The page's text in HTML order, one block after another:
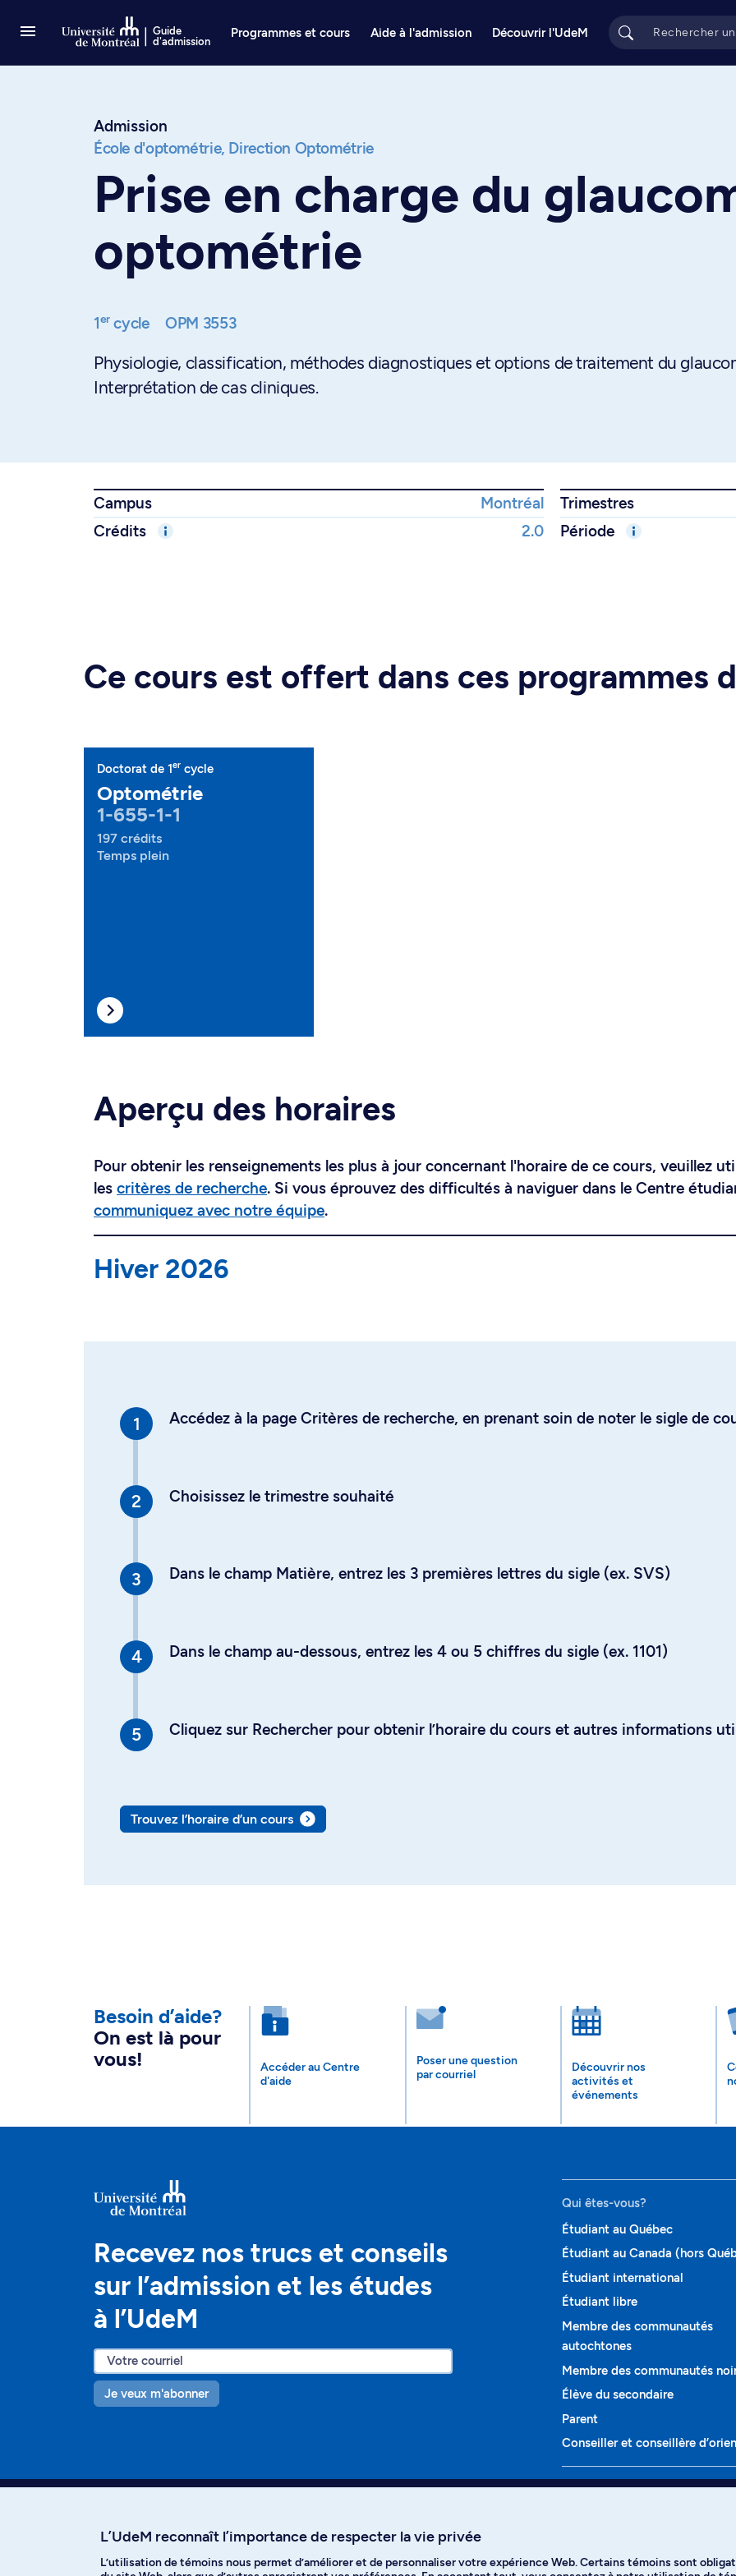
Guide
d'admission
Programmes et cours Aide à l'admission Découvrir l'UdeM
Admission
École d'optométrie, Direction Optométrie
Prise en charge du
optométrie
1ercycle OPM 3553
Physiologie, classification, méthodes diagnostiques et options de traitement du
Interprétation de cas cliniques.
Campus Montréal
Trimestres
Crédits
2.0 Période
Ce cours est offert dans ces programmes
Doctorat de 1er cycle
Optométrie
1-655-1-1
197 crédits
Temps plein
Aperçu des horaires
Pour obtenir les renseignements les plus à jour concernant l'horaire de ce cours, veuillez
les critères de recherche. Si vous éprouvez des difficultés à naviguer dans le Centre
communiquez avec notre équipe.
Hiver 2026
Accédez à la page Critères de recherche, en prenant soin de noter le sigle de
Choisissez le trimestre souhaité
Dans le champ Matière, entrez les 3 premières lettres du sigle (ex. SVS)
Dans le champ au-dessous, entrez les 4 ou 5 chiffres du sigle (ex. 1101)
Cliquez sur Rechercher pour obtenir l’horaire du cours et autres informations
Trouvez l’horaire d’un cours
Besoin d’aide?
On est là pour
vous!
Accéder au Centre
d'aide
Poser une question
par courriel
Découvrir nos
activités et
événements
Recevez nos trucs et conseils
sur l’admission et les études
à l’UdeM
Je veux m'abonner
Qui êtes-vous?
Étudiant au Québec
Étudiant au Canada (hors
Étudiant international
Étudiant libre
Membre des communautés
autochtones
Membre des communautés
Élève du secondaire
Parent
Conseiller et conseillère
Programmes et cours
Facebook Instagram TikTok YouTube Spotify
L’UdeM reconnaît l’importance de respecter la vie privée
L’utilisation de témoins nous permet d’améliorer et de personnaliser votre expérience Web. Certains témoins sont